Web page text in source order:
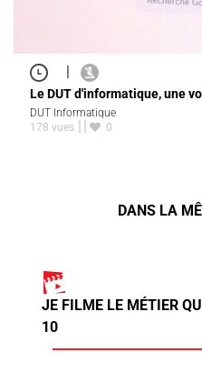
|
Le DUT d'informatique, une
DUT Informatique
178 vues
0
DANS LA
JE FILME LE MÉTIER
10